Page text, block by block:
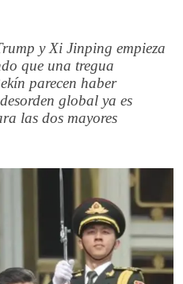
y Xi Jinping empieza
que una tregua
parecen haber
global ya es
las dos mayores